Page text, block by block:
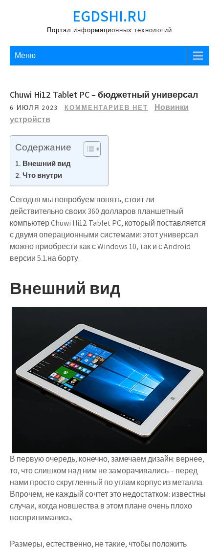
содержимому
EGDSHI.RU
Портал информационных технологий
Меню
Chuwi Hi12 Tablet PC – бюджетный универсал
6 ИЮЛЯ 2023 КОММЕНТАРИЕВ НЕТ
Новинки
устройств
Содержание
Внешний вид
Что внутри
Сегодня мы попробуем понять, стоит ли
действительно своих 360 долларов планшетный
компьютер Chuwi Hi12 Tablet PC, который поставляется
с двумя операционными системами: этот универсал
можно приобрести как с Windows 10, так и с Android
версии 5.1.на борту.
Внешний вид
В первую очередь, конечно, замечаем дизайн: вернее,
то, что слишком над ним не заморачивались – перед
нами просто скругленный по углам корпус из металла.
Впрочем, не каждый сочтет это недостатком: известны
случаи, когда новшества в этом плане очень плохо
воспринимались.
Размеры, естественно, не такие, чтобы положить